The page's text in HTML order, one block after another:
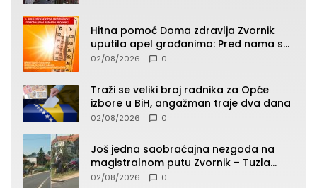
Hitna pomoć Doma zdravlja Zvornik
uputila apel građanima: Pred nama su
temperature do 40°C, oprez zbog
02/08/2026 0
Traži se veliki broj radnika za Opće
izbore u BiH, angažman traje dva dana
02/08/2026 0
Još jedna saobraćajna nezgoda na
magistralnom putu Zvornik – Tuzla
(FOTO)
02/08/2026 0